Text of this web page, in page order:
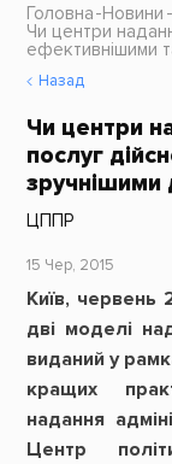
Головна Новини
Чи центри
ефективнішими
Назад
Чи центри
послуг
зручнішими
ЦППР
15 Чер, 2015
Київ, червень
дві моделі
виданий у
кращих
надання
Центр